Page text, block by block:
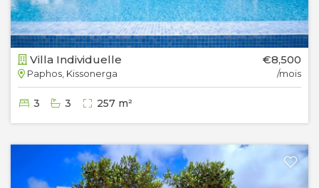
Villa Individuelle
Paphos, Kissonerga
€8,500
/mois
3 3 257 m²